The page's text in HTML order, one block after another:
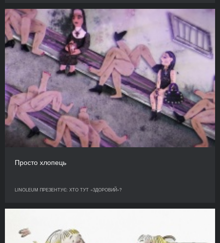
Просто хлопець
LINOLEUM ПРЕЗЕНТУЄ: ХТО ТУТ «ЗДОРОВИЙ»?